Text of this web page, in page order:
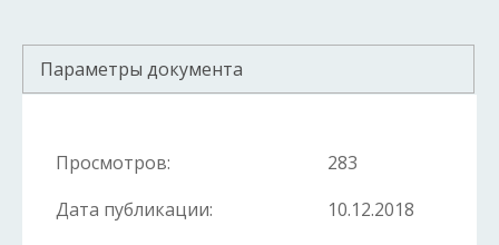
Параметры документа
Просмотров:
283
Дата публикации:
10.12.2018